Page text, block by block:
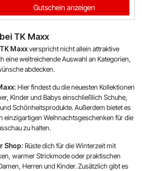
Gutschein anzeigen
TK Maxx
Maxxverspricht nicht allein attraktive
eine weitreichende Auswahl an Kategorien,
abdecken.
Hier findest du die neuesten Kollektionen
Kinder und Babys einschließlich Schuhe,
Schönheitsprodukte. Außerdem bietet es
einzigartigen Weihnachtsgeschenken für die
zu halten.
Shop: Rüste dich für die Winterzeit mit
warmer Strickmode oder praktischen
Herren und Kinder. Zusätzlich gibt es